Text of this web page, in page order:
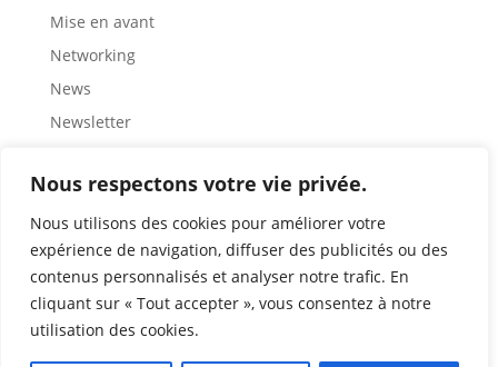
Nous respectons votre vie privée.
Nous utilisons des cookies pour améliorer votre
expérience de navigation, diffuser des publicités ou des
contenus personnalisés et analyser notre trafic. En
cliquant sur « Tout accepter », vous consentez à notre
utilisation des cookies.
Mise en avant
Networking
News
Newsletter
Rencontre
Représentation
Ressources
Retour d'expérience
Role modèles